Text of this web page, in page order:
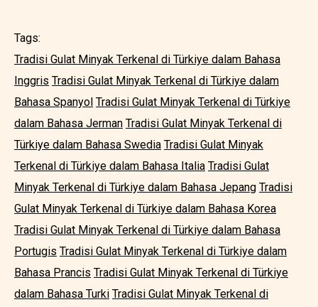
Tags:
Tradisi Gulat Minyak Terkenal di Türkiye dalam Bahasa
Inggris Tradisi Gulat Minyak Terkenal di Türkiye dalam
Bahasa Spanyol Tradisi Gulat Minyak Terkenal di Türkiye
dalam Bahasa Jerman Tradisi Gulat Minyak Terkenal di
Türkiye dalam Bahasa Swedia Tradisi Gulat Minyak
Terkenal di Türkiye dalam Bahasa Italia Tradisi Gulat
Minyak Terkenal di Türkiye dalam Bahasa Jepang Tradisi
Gulat Minyak Terkenal di Türkiye dalam Bahasa Korea
Tradisi Gulat Minyak Terkenal di Türkiye dalam Bahasa
Portugis Tradisi Gulat Minyak Terkenal di Türkiye dalam
Bahasa Prancis Tradisi Gulat Minyak Terkenal di Türkiye
dalam Bahasa Turki Tradisi Gulat Minyak Terkenal di